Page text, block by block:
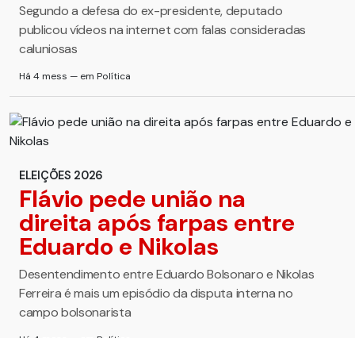
Segundo a defesa do ex-presidente, deputado
publicou vídeos na internet com falas consideradas
caluniosas
Há 4 mess — em Política
ELEIÇÕES 2026
Flávio pede união na
direita após farpas entre
Eduardo e Nikolas
Desentendimento entre Eduardo Bolsonaro e Nikolas
Ferreira é mais um episódio da disputa interna no
campo bolsonarista